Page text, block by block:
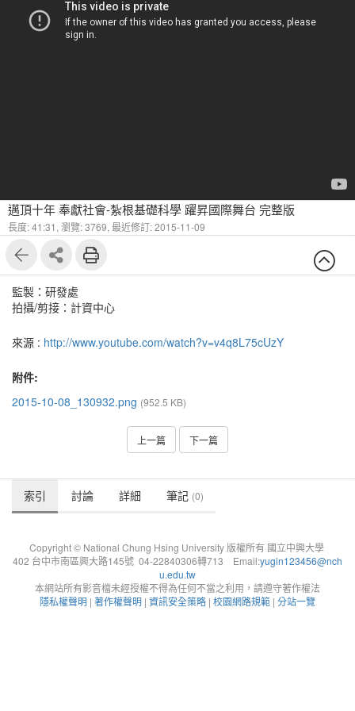
邁頂十年 奉獻社會-紮根基礎科學 躍昇國際舞台 完整版
長度: 41:31, 瀏覽: 3769, 最近修訂: 2015-11-09
監製：研發處
拍攝/剪接：計資中心
來源 : http://www.youtube.com/watch?v=v4q8L75cUzY
附件:
2015-10-08_130932.png (952.5 KB)
上一篇 下一篇
索引 討論 詳細 筆記 (0)
Copyright © National Chung Hsing University 版權所有 國立中興大學
402 台中市南區興大路145號 04-22840306轉713 Email:yugin123456@nch
u.edu.tw
本網站所有影音檔未經授權不得為任何不當之利用，請遵守著作權法
隱私權聲明 | 著作權聲明 | 資訊安全策略 | 校園網路規範 | 分站一覽